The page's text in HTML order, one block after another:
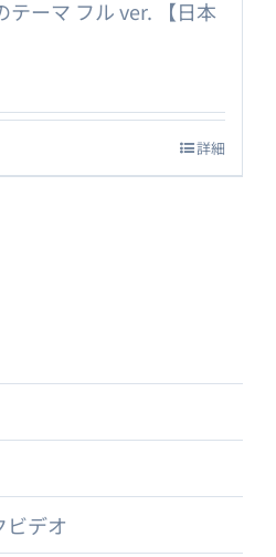
テーマ フル ver. 【日本
詳細
ビデオ